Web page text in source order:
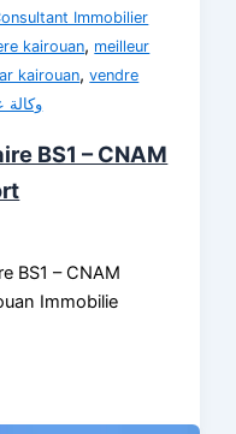
Immobilier
kairouan, meilleur
kairouan,vendre
وكالة
BS1 – CNAM
BS1 – CNAM
Immobilie